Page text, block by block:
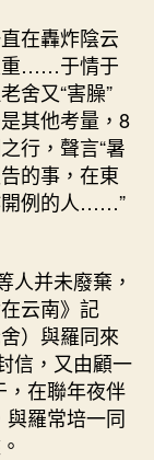
在轟炸陰云
重……于情于
舍又“害臊”
其他考量，8
行，聲言“暑
的事，在東
開例的人……”
人并未廢棄，
云南》記
）與羅同來
信，又由顧一
在聯年夜伴
與羅常培一同